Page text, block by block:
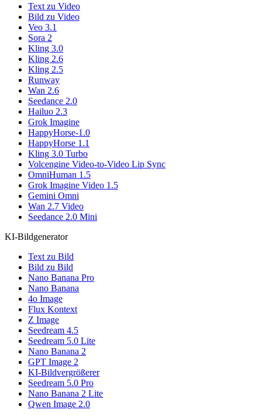
Text zu Video
Bild zu Video
Veo 3.1
Sora 2
Kling 3.0
Kling 2.6
Kling 2.5
Runway
Wan 2.6
Seedance 2.0
Hailuo 2.3
Grok Imagine
HappyHorse-1.0
HappyHorse 1.1
Kling 3.0 Turbo
Volcengine Video-to-Video Lip Sync
OmniHuman 1.5
Grok Imagine Video 1.5
Gemini Omni
Wan 2.7 Video
Seedance 2.0 Mini
KI-Bildgenerator
Text zu Bild
Bild zu Bild
Nano Banana Pro
Nano Banana
4o Image
Flux Kontext
Z Image
Seedream 4.5
Seedream 5.0 Lite
Nano Banana 2
GPT Image 2
KI-Bildvergrößerer
Seedream 5.0 Pro
Nano Banana 2 Lite
Qwen Image 2.0